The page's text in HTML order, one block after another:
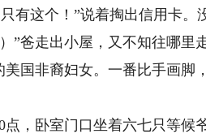
有这个！”说着掏出信用卡。
”爸走出小屋，又不知往哪里
国非裔妇女。一番比手画脚
卧室门口坐着六七只等候